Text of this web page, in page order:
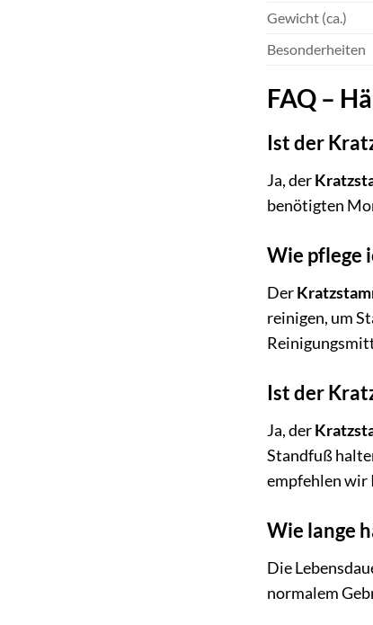
Gewicht (ca.)
Besonderheiten
FAQ –
Ist der
Ja, der
benötigten
Wie pflege
Der
reinigen, um
Ist der
Ja, der
Standfuß
empfehlen wir
Wie lange
Die
normalem